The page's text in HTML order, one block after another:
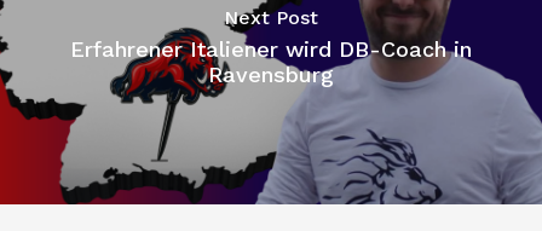
Next Post
Erfahrener Italiener wird DB-Coach in
Ravensburg